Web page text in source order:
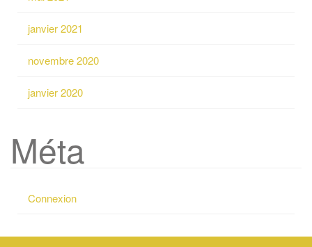
janvier 2021
novembre 2020
janvier 2020
Méta
Connexion